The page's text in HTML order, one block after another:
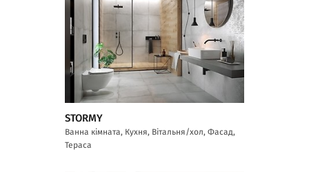
STORMY
Ванна кімната, Кухня, Вітальня/хол, Фасад,
Тераса